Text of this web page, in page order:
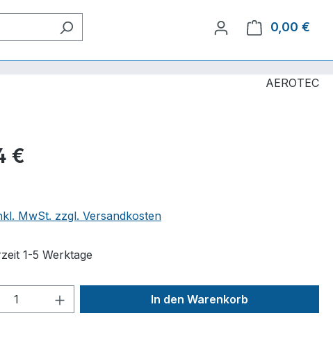
0,00 €
AEROTEC
€
MwSt. zzgl. Versandkosten
1-5 Werktage
Anzahl: Gib den gewünschten Wert
In den Warenkorb